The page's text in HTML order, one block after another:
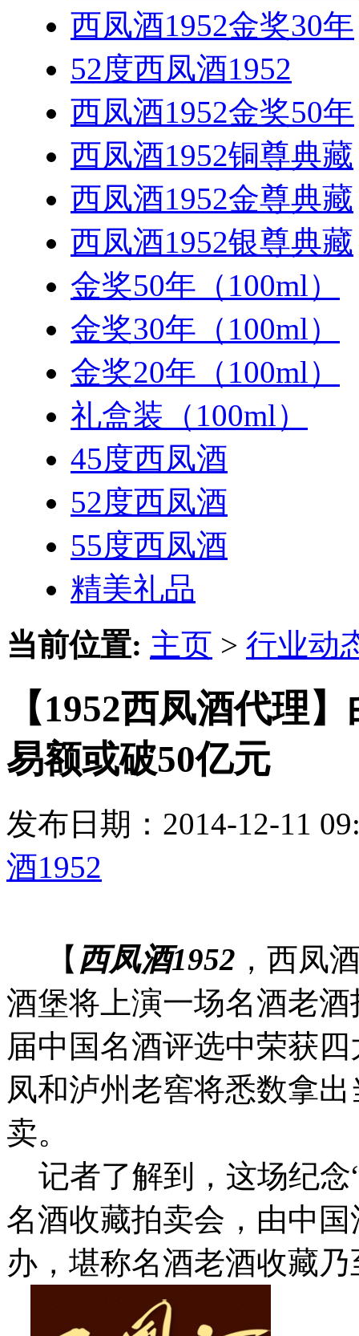
西凤酒1952金奖30年
52度西凤酒1952
西凤酒1952金奖50年
西凤酒1952铜尊典藏
西凤酒1952金尊典藏
西凤酒1952银尊典藏
金奖50年（100ml）
金奖30年（100ml）
金奖20年（100ml）
礼盒装（100ml）
45度西凤酒
52度西凤酒
55度西凤酒
精美礼品
当前位置: 主页 > 行业动
【1952西凤酒代理
易额或破50亿元
发布日期：2014-12-11
酒1952
【 西凤酒1952 ，西凤
酒堡将上演一场名酒老
届中国名酒评选中荣获
凤和泸州老窖将悉数拿
卖。
记者了解到，这场纪念
名酒收藏拍卖会，由中
办，堪称名酒老酒收藏